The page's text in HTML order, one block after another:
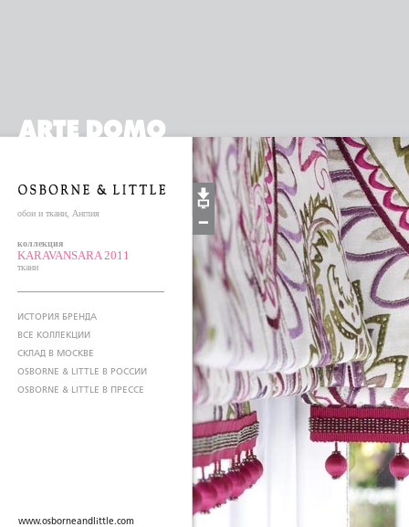
обои и ткани, Англия
коллекция
KARAVANSARA 2011
ткани
ИСТОРИЯ БРЕНДА
ВСЕ КОЛЛЕКЦИИ
СКЛАД В МОСКВЕ
OSBORNE & LITTLE В РОССИИ
OSBORNE & LITTLE В ПРЕССЕ
www.osborneandlittle.com